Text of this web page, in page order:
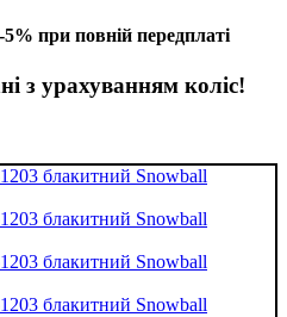
при повній передплаті
з урахуванням коліс!